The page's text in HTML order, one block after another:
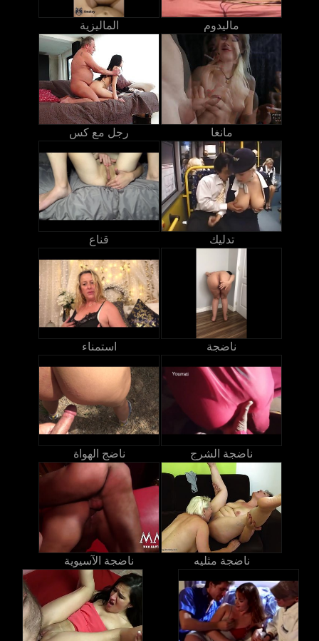
الماليزية ماليدوم
رجل مع كس مانغا
قناع تدليك
استمناء ناضجة
ناضج الهواة ناضجة الشرج
ناضجة الآسيوية ناضجة مثليه